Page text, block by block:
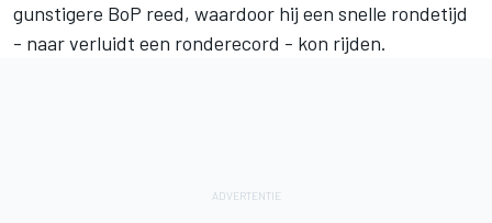
gunstigere BoP reed, waardoor hij een snelle rondetijd
- naar verluidt een ronderecord - kon rijden.